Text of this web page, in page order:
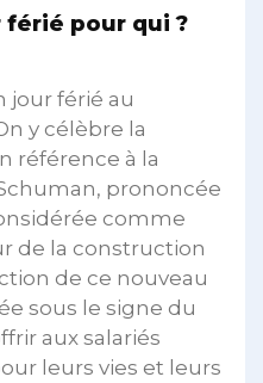
férié pour qui ?
jour férié au
y célèbre la
référence à la
prononcée
comme
de la construction
de ce nouveau
sous le signe du
aux salariés
leurs vies et leurs